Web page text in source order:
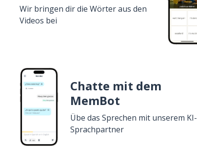
Wir bringen dir die Wörter aus den
Videos bei
Chatte mit dem
MemBot
Übe das Sprechen mit unserem KI-
Sprachpartner